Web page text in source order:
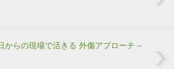
からの現場で活きる 外傷アプローチ –